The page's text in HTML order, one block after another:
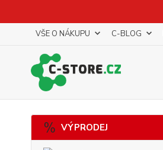
VŠE O NÁKUPU C-BLOG
VÝPRODEJ